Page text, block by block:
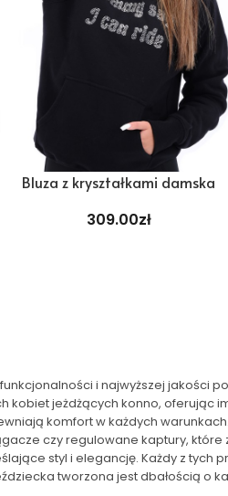
Bluza z kryształkami damska
309.00zł
i najwyższej jakości
jeżdżących konno, oferując
komfort w każdych
czy regulowane kaptury,
styl i elegancję. Każdy z
tworzona jest dbałością o